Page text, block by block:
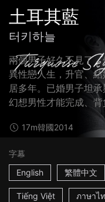
土耳其藍
터키하늘
兩個男子好久不見了
異性戀人生，升官、
居多年。已婚男子坦
幻想男性才能完成、
17m韓國2014
字幕
English
繁體中文
Tiếng Việt ภาษาไ